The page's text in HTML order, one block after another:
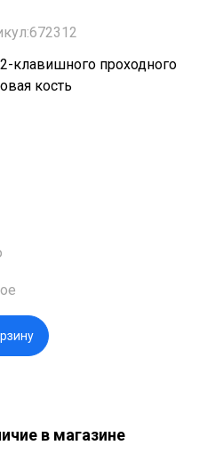
клавишного проходного
кость
в магазине